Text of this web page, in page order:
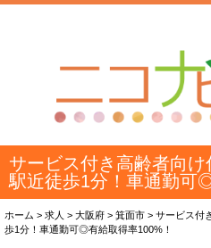
サービス付き高齢者向け
駅近徒歩1分！車通勤可
ホーム > 求人 > 大阪府 > 箕面市 > サービス付
歩1分！車通勤可◎有給取得率100%！